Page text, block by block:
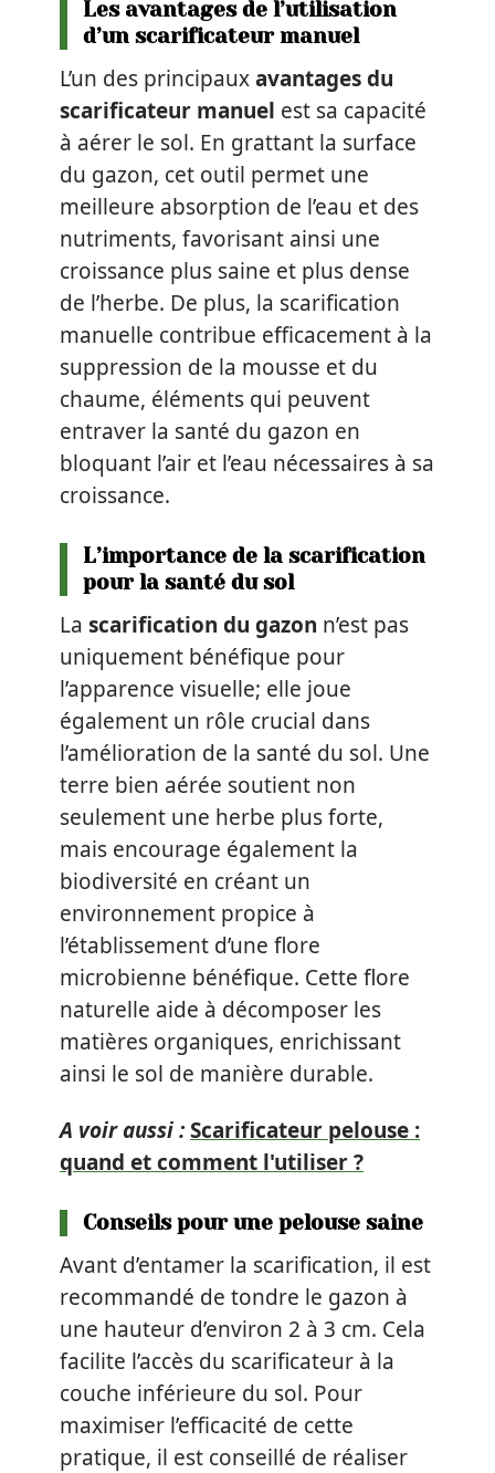
Les avantages de l’utilisation
d’un scarificateur manuel
L’un des principauxavantages du
scarificateur manuel est sa capacité
à aérer le sol. En grattant la surface
du gazon, cet outil permet une
meilleure absorption de l’eau et des
nutriments, favorisant ainsi une
croissance plus saine et plus dense
de l’herbe. De plus, la scarification
manuelle contribue efficacement à la
suppression de la mousse et du
chaume, éléments qui peuvent
entraver la santé du gazon en
bloquant l’air et l’eau nécessaires à sa
croissance.
L’importance de la scarification
pour la santé du sol
La scarification du gazon n’est pas
uniquement bénéfique pour
l’apparence visuelle; elle joue
également un rôle crucial dans
l’amélioration de la santé du sol. Une
terre bien aérée soutient non
seulement une herbe plus forte,
mais encourage également la
biodiversité en créant un
environnement propice à
l’établissement d’une flore
microbienne bénéfique. Cette flore
naturelle aide à décomposer les
matières organiques, enrichissant
ainsi le sol de manière durable.
A voir aussi :Scarificateur pelouse :
quand et comment l'utiliser ?
Conseils pour une pelouse saine
Avant d’entamer la scarification, il est
recommandé de tondre le gazon à
une hauteur d’environ 2 à 3 cm. Cela
facilite l’accès du scarificateur à la
couche inférieure du sol. Pour
maximiser l’efficacité de cette
pratique, il est conseillé de réaliser